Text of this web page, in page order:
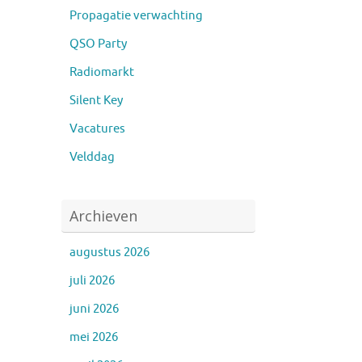
Propagatie verwachting
QSO Party
Radiomarkt
Silent Key
Vacatures
Velddag
Archieven
augustus 2026
juli 2026
juni 2026
mei 2026